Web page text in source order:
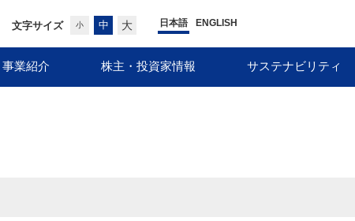
文字サイズ 小 中 大 日本語 ENGLISH
事業紹介 株主・投資家情報 サステナビリティ